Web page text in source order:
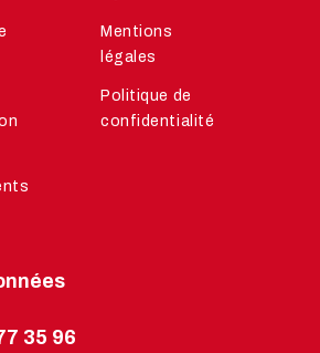
Mentions
légales
Politique de
confidentialité
35 96